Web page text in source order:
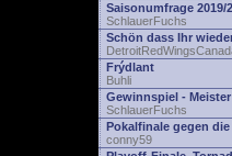
Saisonumfrage 2019/
SchlauerFuchs
Schön dass Ihr
Frýdlant
Buhli
Gewinnspiel - Meister
SchlauerFuchs
Pokalfinale gegen
conny59